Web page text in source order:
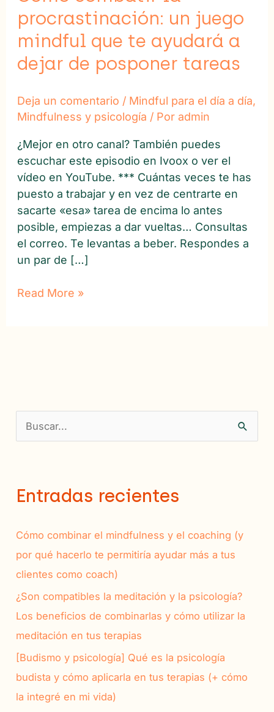
procrastinación: un juego
mindful que te ayudará a
dejar de posponer tareas
Deja un comentario / Mindful para el día a día,
Mindfulness y psicología / Por admin
¿Mejor en otro canal? También puedes
escuchar este episodio en Ivoox o ver el
vídeo en YouTube. *** Cuántas veces te has
puesto a trabajar y en vez de centrarte en
sacarte «esa» tarea de encima lo antes
posible, empiezas a dar vueltas… Consultas
el correo. Te levantas a beber. Respondes a
un par de […]
te
ayudará
a
dejar
de
posponer
Read More »
c
:
Entradas recientes
Cómo combinar el mindfulness y el coaching (y
por qué hacerlo te permitiría ayudar más a tus
clientes como coach)
¿Son compatibles la meditación y la psicología?
Los beneficios de combinarlas y cómo utilizar la
meditación en tus terapias
[Budismo y psicología] Qué es la psicología
budista y cómo aplicarla en tus terapias (+ cómo
la integré en mi vida)